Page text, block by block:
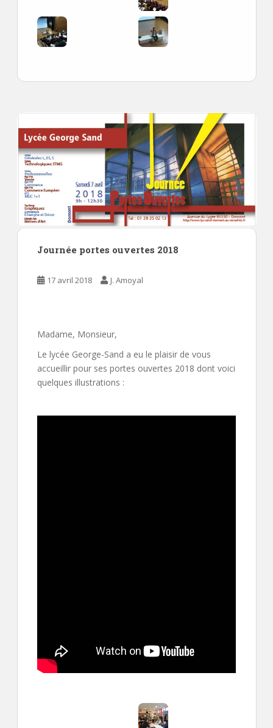
Journée portes ouvertes 2018
17 avril 2018 J. Amoyal
Madame, Monsieur,
Le lycée George-Sand a eu le plaisir de vous
accueillir pour ses portes ouvertes 2018 dont voici
quelques illustrations :